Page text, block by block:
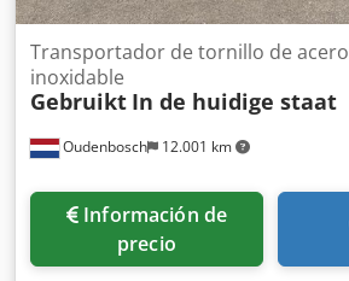
Oudenbosch 12.001 km
Transportador de tornillo de acero
inoxidable
Gebruikt In de huidige staat
Información de
precio